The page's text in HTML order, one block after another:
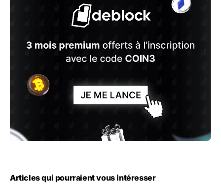
Articles qui pourraient vous intéresser